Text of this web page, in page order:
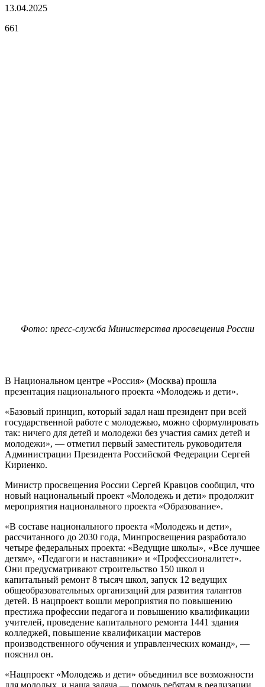
13.04.2025
661
Фото: пресс-служба Министерства просвещения России
В Национальном центре «Россия» (Москва) прошла
презентация национального проекта «Молодежь и дети».
«Базовый принцип, который задал наш президент при всей
государственной работе с молодежью, можно сформулировать
так: ничего для детей и молодежи без участия самих детей и
молодежи», — отметил первый заместитель руководителя
Администрации Президента Российской Федерации Сергей
Кириенко.
Министр просвещения России Сергей Кравцов сообщил, что
новый национальный проект «Молодежь и дети» продолжит
мероприятия национального проекта «Образование».
«В составе национального проекта «Молодежь и дети»,
рассчитанного до 2030 года, Минпросвещения разработало
четыре федеральных проекта: «Ведущие школы», «Все лучшее
детям», «Педагоги и наставники» и «Профессионалитет».
Они предусматривают строительство 150 школ и
капитальный ремонт 8 тысяч школ, запуск 12 ведущих
общеобразовательных организаций для развития талантов
детей. В нацпроект вошли мероприятия по повышению
престижа профессии педагога и повышению квалификации
учителей, проведение капитального ремонта 1441 здания
колледжей, повышение квалификации мастеров
производственного обучения и управленческих команд», —
пояснил он.
«Нацпроект «Молодежь и дети» объединил все возможности
для молодых, и наша задача — помочь ребятам в реализации